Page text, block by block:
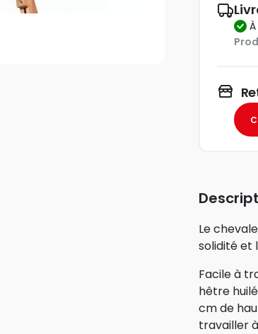
Le
solidité et
Facile à
hêtre
cm de
travailler